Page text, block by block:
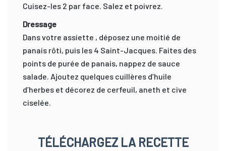
Cuisez-les 2 par face. Salez et poivrez.
Dressage
Dans votre assiette , déposez une moitié de
panais rôti, puis les 4 Saint-Jacques. Faites des
points de purée de panais, nappez de sauce
salade. Ajoutez quelques cuillères d’huile
d’herbes et décorez de cerfeuil, aneth et cive
ciselée.
TÉLÉCHARGEZ LA RECETTE